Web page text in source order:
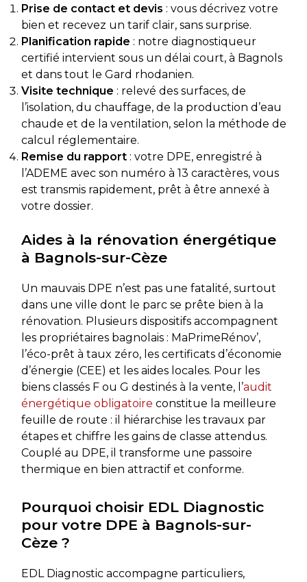
Prise de contact et devis : vous décrivez votre
bien et recevez un tarif clair, sans surprise.
Planification rapide : notre diagnostiqueur
certifié intervient sous un délai court, à Bagnols
et dans tout le Gard rhodanien.
Visite technique : relevé des surfaces, de
l’isolation, du chauffage, de la production d’eau
chaude et de la ventilation, selon la méthode de
calcul réglementaire.
Remise du rapport: votre DPE, enregistré à
l’ADEME avec son numéro à 13 caractères, vous
est transmis rapidement, prêt à être annexé à
votre dossier.
Aides à la rénovation énergétique
à Bagnols-sur-Cèze
Un mauvais DPE n’est pas une fatalité, surtout
dans une ville dont le parc se prête bien à la
rénovation. Plusieurs dispositifs accompagnent
les propriétaires bagnolais : MaPrimeRénov’,
l’éco-prêt à taux zéro, les certificats d’économie
d’énergie (CEE) et les aides locales. Pour les
biens classés F ou G destinés à la vente, l’audit
énergétique obligatoire constitue la meilleure
feuille de route : il hiérarchise les travaux par
étapes et chiffre les gains de classe attendus.
Couplé au DPE, il transforme une passoire
thermique en bien attractif et conforme.
Pourquoi choisir EDL Diagnostic
pour votre DPE à Bagnols-sur-
Cèze ?
EDL Diagnostic accompagne particuliers,